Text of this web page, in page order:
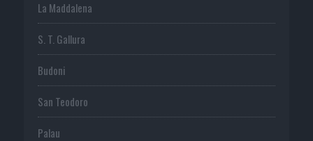
La Maddalena
S. T. Gallura
Budoni
San Teodoro
Palau